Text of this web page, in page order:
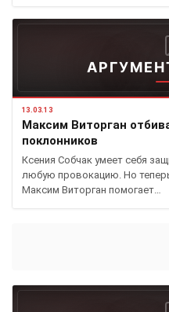
13.03.13
Максим Виторган
поклонников
Ксения Собчак умеет себя
любую провокацию. Но
Максим Виторган помогает…